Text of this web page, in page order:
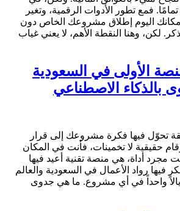
فمع تطور الأدوات الرقمية، وتغير
اليوم إطلاق مشروعك الخاص دون
لكن، وهنا النقطة الأهم، لا يعني غياب
الأولى في السعودية
بالذكاء الاصطناعي
تحوّل فيها فكرة مشروعك إلى قرار
حقيقية لا تخمينات، فأنت في المكان
أداة، هي منصة تقنية أعيد فيها
فيها رواد الأعمال في السعودية والعالم
واحداً في أي مشروع. ما هي جدوى